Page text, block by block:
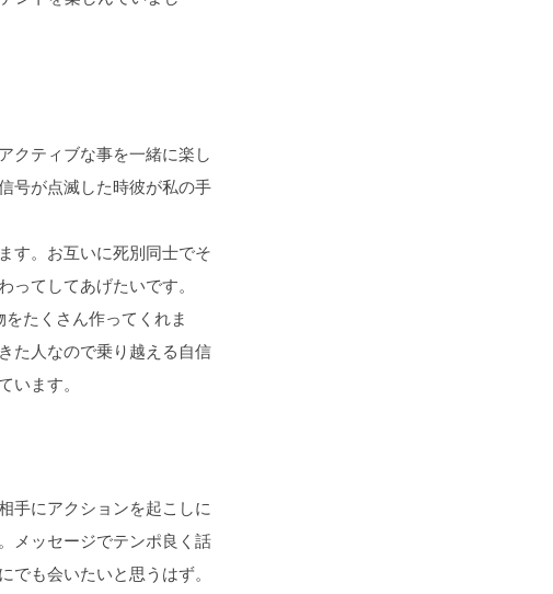
クティブな事を一緒に楽し
号が点滅した時彼が私の手
す。お互いに死別同士でそ
ってしてあげたいです。
たくさん作ってくれま
た人なので乗り越える自信
います。
手にアクションを起こしに
メッセージでテンポ良く話
でも会いたいと思うはず。